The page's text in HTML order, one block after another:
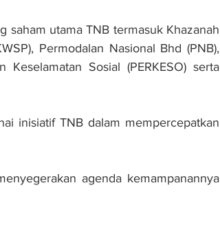
saham utama TNB termasuk Khazanah
Permodalan Nasional Bhd (PNB),
Sosial (PERKESO) serta
inisiatif TNB dalam mempercepatkan
agenda kemampanannya